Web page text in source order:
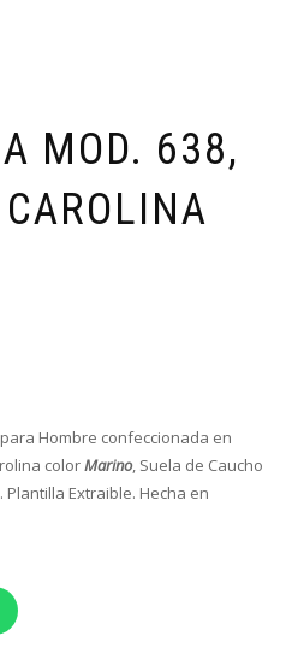
MOD. 638,
Hombre confeccionada en
colorMarino, Suela de Caucho
Extraible. Hecha en